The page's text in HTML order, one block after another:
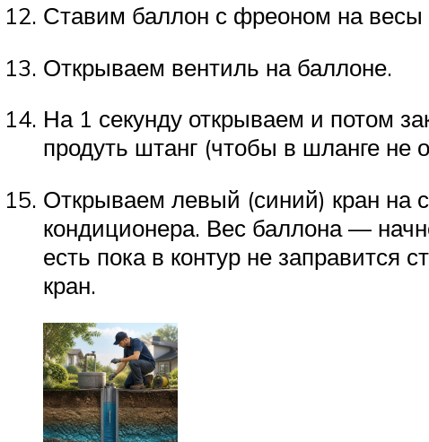
Ставим баллон с фреоном на весы
Открываем вентиль на баллоне.
На 1 секунду открываем и потом
продуть штанг (чтобы в шланге не
Открываем левый (синий) кран на
кондиционера. Вес баллона —
есть пока в контур не заправится
кран.